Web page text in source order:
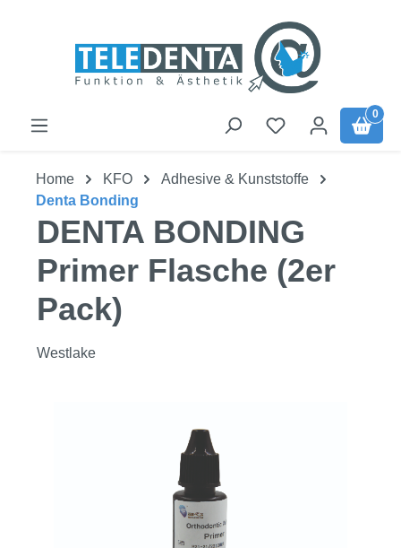
0
Home KFO
Adhesive & Kunststoffe
Denta Bonding
DENTA BONDING
Primer Flasche (2er
Pack)
Westlake